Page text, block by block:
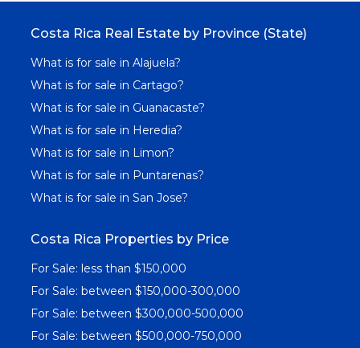
Costa Rica Real Estate by Province (State)
What is for sale in Alajuela?
What is for sale in Cartago?
What is for sale in Guanacaste?
What is for sale in Heredia?
What is for sale in Limon?
What is for sale in Puntarenas?
What is for sale in San Jose?
Costa Rica Properties by Price
For Sale: less than $150,000
For Sale: between $150,000-300,000
For Sale: between $300,000-500,000
For Sale: between $500,000-750,000